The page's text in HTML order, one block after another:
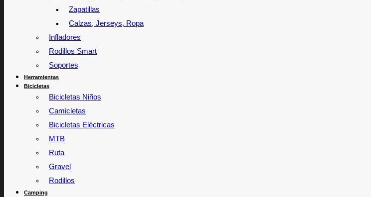
Zapatillas
Calzas, Jerseys, Ropa
Infladores
Rodillos Smart
Soportes
Herramientas
Bicicletas
Bicicletas Niños
Camicletas
Bicicletas Eléctricas
MTB
Ruta
Gravel
Rodillos
Camping